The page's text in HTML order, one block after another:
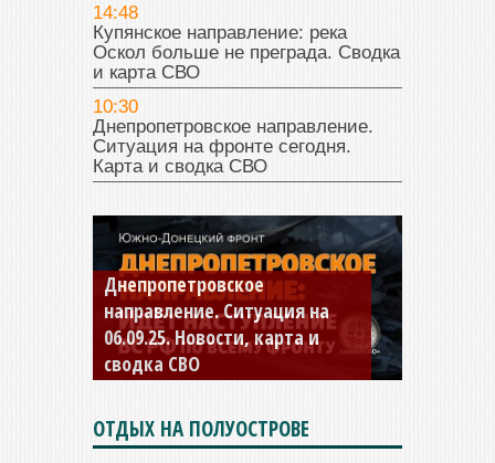
14:48
Купянское направление: река
Оскол больше не преграда. Сводка
и карта СВО
10:30
Днепропетровское направление.
Ситуация на фронте сегодня.
Карта и сводка СВО
Днепропетровское
направление. Ситуация на
06.09.25. Новости, карта и
сводка СВО
Константиновское
направление. Ситуация на
04.09.25 Новости, карта и
сводка СВО
ОТДЫХ НА ПОЛУОСТРОВЕ